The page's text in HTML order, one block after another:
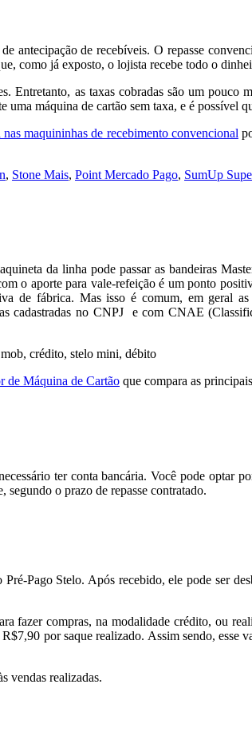
antecipação de recebíveis. O repasse
como já exposto, o lojista recebe todo o
Entretanto, as taxas cobradas são um
máquina de cartão sem taxa, e é possível
maquininhas de recebimento convencional
, Stone Mais, Point Mercado Pago, SumUp
da linha pode passar as bandeiras
o aporte para vale-refeição é um ponto
de fábrica. Mas isso é comum, em geral
cadastradas no CNPJ e com CNAE
de Máquina de Cartão que compara as
ter conta bancária. Você pode optar
segundo o prazo de repasse contratado.
Pago Stelo. Após recebido, ele pode ser
fazer compras, na modalidade crédito, ou
por saque realizado. Assim sendo, esse
vendas realizadas.